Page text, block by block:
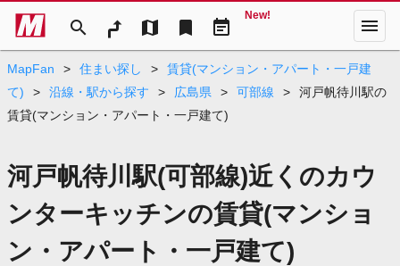
search map bookmark event_note
New! menu
MapFan > 住まい探し >
賃貸(マンション・アパート・一戸建
て)
> 沿線・駅から探す > 広島県 > 可部線 >
河戸帆待川駅の
賃貸(マンション・アパート・一戸建て)
河戸帆待川駅(可部線)近くのカウ
ンターキッチンの賃貸(マンショ
ン・アパート・一戸建て)